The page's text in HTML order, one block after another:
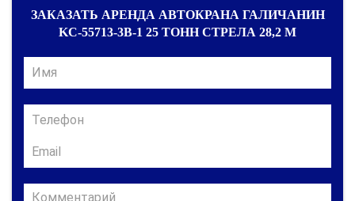
ЗАКАЗАТЬ АРЕНДА АВТОКРАНА ГАЛИЧАНИН
KC-55713-3В-1 25 ТОНН СТРЕЛА 28,2 М